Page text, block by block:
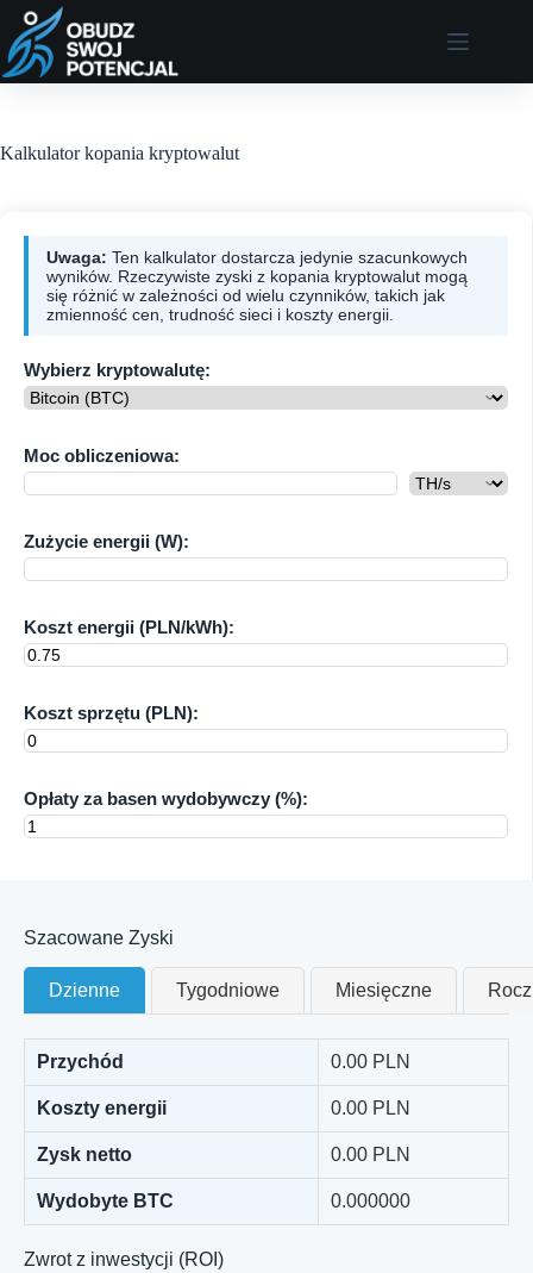
Przejdź
treści
Kalkulator kopania kryptowalut
Uwaga: Ten kalkulator dostarcza jedynie szacunkowych
wyników. Rzeczywiste zyski z kopania kryptowalut mogą
się różnić w zależności od wielu czynników, takich jak
zmienność cen, trudność sieci i koszty energii.
Wybierz kryptowalutę:
Moc obliczeniowa:
Zużycie energii (W):
Koszt energii (PLN/kWh):
Koszt sprzętu (PLN):
Opłaty za basen wydobywczy (%):
Szacowane Zyski
Dzienne Tygodniowe Miesięczne
Przychód 0.00 PLN
Koszty energii 0.00 PLN
Zysk netto 0.00 PLN
Wydobyte BTC 0.000000
Zwrot z inwestycji (ROI)